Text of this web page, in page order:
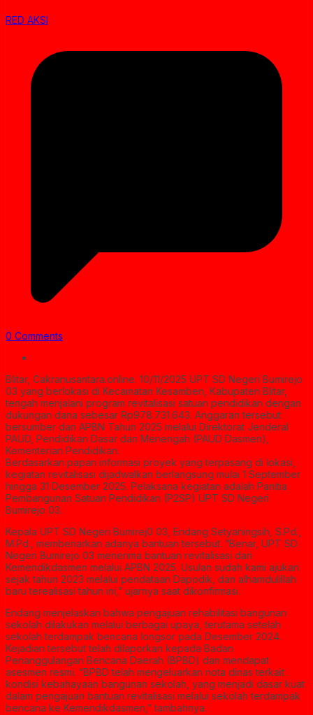
RED AKSI
0 Comments
Blitar, Cakranusantara.online. 10/11/2025 UPT SD Negeri Bumirejo
03 yang berlokasi di Kecamatan Kesamben, Kabupaten Blitar,
tengah menjalani program revitalisasi satuan pendidikan dengan
dukungan dana sebesar Rp978.731.643. Anggaran tersebut
bersumber dari APBN Tahun 2025 melalui Direktorat Jenderal
PAUD, Pendidikan Dasar dan Menengah (PAUD Dasmen),
Kementerian Pendidikan.
Berdasarkan papan informasi proyek yang terpasang di lokasi,
kegiatan revitalisasi dijadwalkan berlangsung mulai 1 September
hingga 31 Desember 2025. Pelaksana kegiatan adalah Panitia
Pembangunan Satuan Pendidikan (P2SP) UPT SD Negeri
Bumirejo 03.
Kepala UPT SD Negeri Bumirej0 03, Endang Setyaningsih, S.Pd.,
M.Pd., membenarkan adanya bantuan tersebut. “Benar, UPT SD
Negeri Bumirejo 03 menerima bantuan revitalisasi dari
Kemendikdasmen melalui APBN 2025. Usulan sudah kami ajukan
sejak tahun 2023 melalui pendataan Dapodik, dan alhamdulillah
baru terealisasi tahun ini,” ujarnya saat dikonfirmasi.
Endang menjelaskan bahwa pengajuan rehabilitasi bangunan
sekolah dilakukan melalui berbagai upaya, terutama setelah
sekolah terdampak bencana longsor pada Desember 2024.
Kejadian tersebut telah dilaporkan kepada Badan
Penanggulangan Bencana Daerah (BPBD) dan mendapat
asesmen resmi. “BPBD telah mengeluarkan nota dinas terkait
kondisi kebahayaan bangunan sekolah, yang menjadi dasar kuat
dalam pengajuan bantuan revitalisasi melalui sekolah terdampak
bencana ke Kemendikdasmen,” tambahnya.